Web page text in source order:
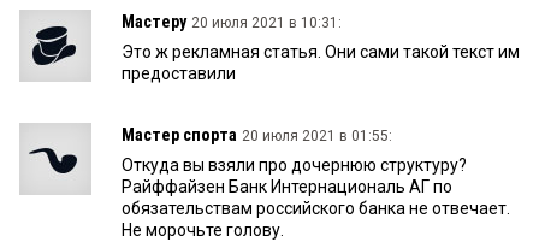
Мастеру 20 июля 2021 в 10:31:
Это ж рекламная статья. Они сами такой текст им
предоставили
Мастер спорта 20 июля 2021 в 01:55:
Откуда вы взяли про дочернюю структуру?
Райффайзен Банк Интернациональ АГ по
обязательствам российского банка не отвечает.
Не морочьте голову.